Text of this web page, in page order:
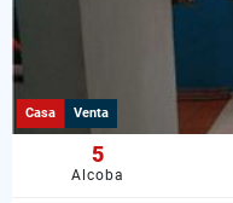
Casa Venta
5
Alcoba